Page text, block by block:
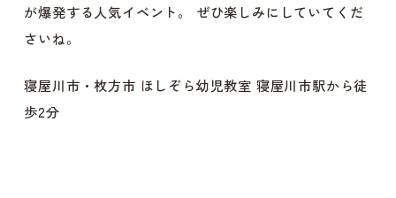
が爆発する人気イベント。 ぜひ楽しみにしていてくだ
さいね。
寝屋川市・枚方市 ほしぞら幼児教室 寝屋川市駅から徒
歩2分